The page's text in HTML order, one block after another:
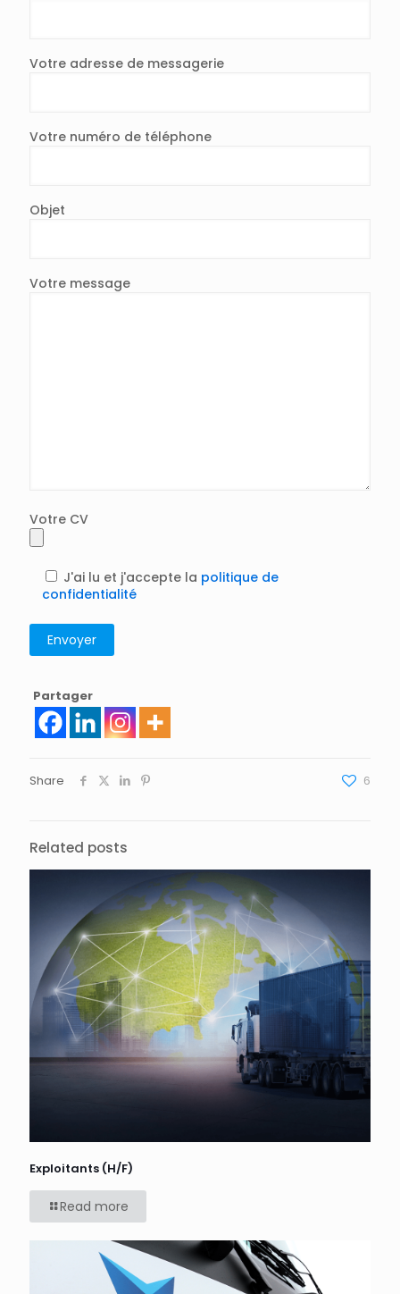
Votre adresse de messagerie
Votre numéro de téléphone
Objet
Votre message
Votre CV
J'ai lu et j'accepte la politique de
confidentialité
Partager
Share 6
Related posts
Exploitants (H/F)
Read more